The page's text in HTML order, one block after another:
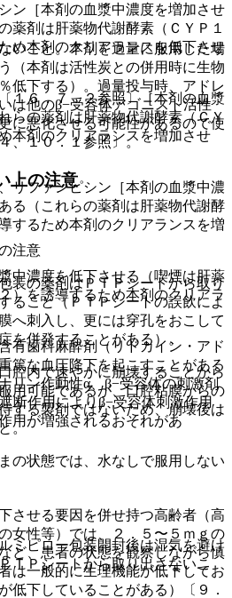
いこと。本剤を過量に服用した場
（本剤は活性炭との併用時に生物
低下する）。過量投与時、アドレ
は他のβ−受容体アゴニスト活性
に悪化させる可能性があるので使
、１０．１参照〕。
上の注意
注意
装の薬剤はＰＴＰシートから取り
ること（ＰＴＰシートの誤飲によ
へ刺入し、更には穿孔をおこして
を併発することがある）。
腔内で速やかに崩壊することから
用可能であるが、口腔粘膜からの
する製剤ではないため、崩壊後は
。
の状態では、水なしで服用しない
ピロー包装開封後は湿気を避け
ＴＰシートから取り出さないこ
ン［本剤の血漿中濃度を増加させ
薬剤は肝薬物代謝酵素（ＣＹＰ１
め本剤のクリアランスを低下させ
６．７．２参照〕［本剤の血漿
らの薬剤は肝薬物代謝酵素（ＣＹ
本剤のクリアランスを増加させ
ファンピシン［本剤の血漿中濃
る（これらの薬剤は肝薬物代謝酵
するため本剤のクリアランスを増
中濃度を低下させる（喫煙は肝薬
）を誘導するため本剤のクリアラ
歯科麻酔剤（リドカイン・アド
篤な血圧降下を起こすことがある
リン作動性α、β−受容体の刺激剤
断作用によりβ−受容体刺激作用
用が増強されるおそれがあ
させる要因を併せ持つ高齢者（高
女性等）では、２．５〜５ｍｇの
ど、患者の状態を観察しながら慎
は一般的に生理機能が低下してお
低下していることがある）〔９．